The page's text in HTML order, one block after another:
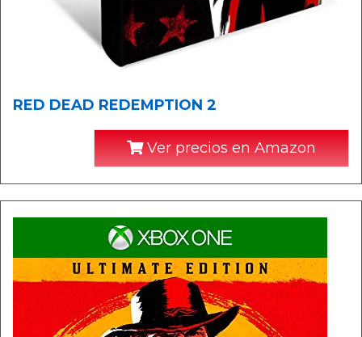
RED DEAD REDEMPTION 2
Ver precios en Amazon